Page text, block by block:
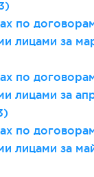
по
лицами за
по
лицами за
по
лицами за